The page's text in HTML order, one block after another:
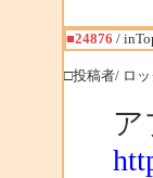
■24876 /
□投稿者/ ロッ
ア